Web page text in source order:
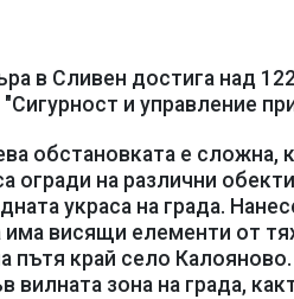
в Сливен достига над
и управление
обстановката е сложна,
огради на различни
украса на града.
има висящи елементи от
пътя край село
вилната зона на града,